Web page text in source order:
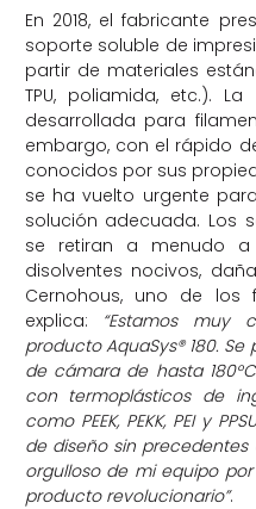
En 2018, el fabricante
soporte soluble de
partir de materiales
TPU, poliamida, etc.).
desarrollada para
embargo, con el rápido
conocidos por sus
se ha vuelto urgente
solución adecuada. Los
se retiran a menudo
disolventes nocivos,
Cernohous, uno de los
explica: “Estamos muy
producto AquaSys® 180.
de cámara de hasta
con termoplásticos de
como PEEK, PEKK, PEI y
de diseño sin
orgulloso de mi equipo
producto revolucionario”.